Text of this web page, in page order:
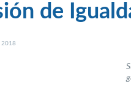
de
2018